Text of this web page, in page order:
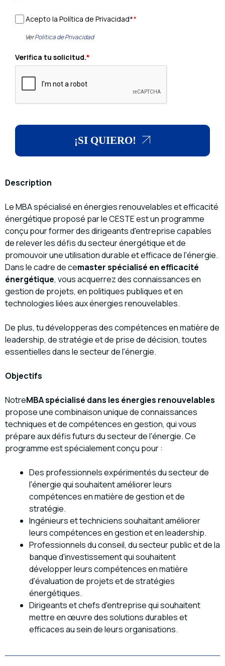
Acepto la Política de Privacidad**
VerPolítica de Privacidad
Verifica tu solicitud.*
¡SI QUIERO!
Description
Le MBA spécialisé en énergies renouvelables et efficacité
énergétique proposé par le CESTE est un programme
conçu pour former des dirigeants d'entreprise capables
de relever les défis du secteur énergétique et de
promouvoir une utilisation durable et efficace de l'énergie.
Dans le cadre de cemaster spécialisé en efficacité
énergétique, vous acquerrez des connaissances en
gestion de projets, en politiques publiques et en
technologies liées aux énergies renouvelables.
De plus, tu développeras des compétences en matière de
leadership, de stratégie et de prise de décision, toutes
essentielles dans le secteur de l'énergie.
Objectifs
NotreMBA spécialisé dans les énergies renouvelables
propose une combinaison unique de connaissances
techniques et de compétences en gestion, qui vous
prépare aux défis futurs du secteur de l'énergie. Ce
programme est spécialement conçu pour :
Des professionnels expérimentés du secteur de
l'énergie qui souhaitent améliorer leurs
compétences en matière de gestion et de
stratégie.
Ingénieurs et techniciens souhaitant améliorer
leurs compétences en gestion et en leadership.
Professionnels du conseil, du secteur public et de la
banque d'investissement qui souhaitent
développer leurs compétences en matière
d'évaluation de projets et de stratégies
énergétiques.
Dirigeants et chefs d'entreprise qui souhaitent
mettre en œuvre des solutions durables et
efficaces au sein de leurs organisations.